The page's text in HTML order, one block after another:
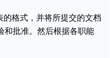
格式，并将所提交的文档
和批准。然后根据各职能